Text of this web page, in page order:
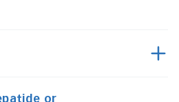
or